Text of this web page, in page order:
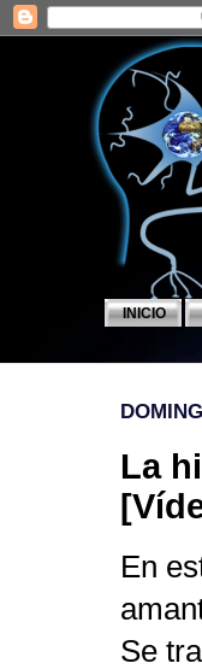
INICIO
La
En
Se